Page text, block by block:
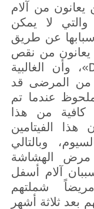
يعانون من آلام
والتي لا يمكن
عن طريق
يعانون من نقص
»، وأن الغالبية
من المرضى قد
عندما تم
كافية من هذا
هذا الفيتامين
وبالتالي
مرض الهشاشة
آلام أسفل
وفي ٣٦٠ مريضاً شملتهم
٩٥٪ منهم بعد ثلاثة أشهر